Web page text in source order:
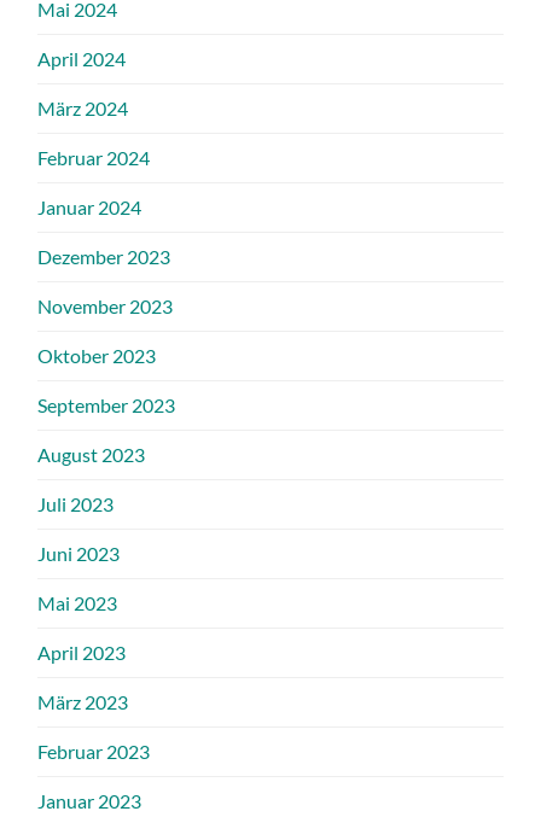
Mai 2024
April 2024
März 2024
Februar 2024
Januar 2024
Dezember 2023
November 2023
Oktober 2023
September 2023
August 2023
Juli 2023
Juni 2023
Mai 2023
April 2023
März 2023
Februar 2023
Januar 2023